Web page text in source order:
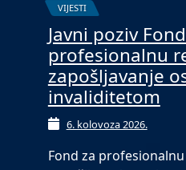
VIJESTI
Javni poziv
profesionalnu
zapošljavanje
invaliditetom
6. kolovoza 2026.
Fond za